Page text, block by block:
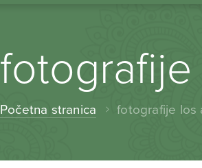
Početna stranica fotografije los